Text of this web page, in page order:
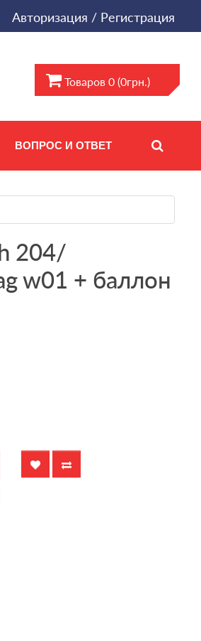
Авторизация / Регистрация
Товаров 0 (0грн.)
ВОПРОС И ОТВЕТ
204/
w01 + баллон